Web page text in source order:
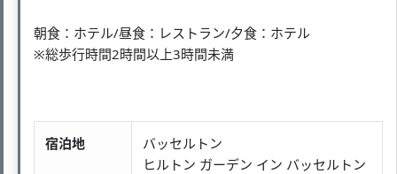
朝食：ホテル/昼食：レストラン/夕食：ホテル
※総歩行時間2時間以上3時間未満
宿泊地
バッセルトン
ヒルトン ガーデン イン バッセルトン